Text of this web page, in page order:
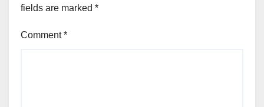
fields are marked *
Comment*